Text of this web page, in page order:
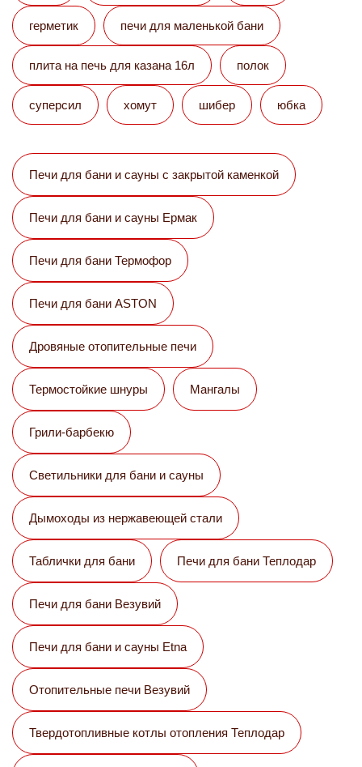
герметик печи для маленькой бани
плита на печь для казана 16л полок
суперсил хомут шибер юбка
Печи для бани и сауны с закрытой каменкой
Печи для бани и сауны Eрмак
Печи для бани Термофор
Печи для бани ASTON
Дровяные отопительные печи
Термостойкие шнуры Мангалы
Грили-барбекю
Светильники для бани и сауны
Дымоходы из нержавеющей стали
Таблички для бани Печи для бани Теплодар
Печи для бани Везувий
Печи для бани и сауны Etna
Отопительные печи Везувий
Твердотопливные котлы отопления Теплодар